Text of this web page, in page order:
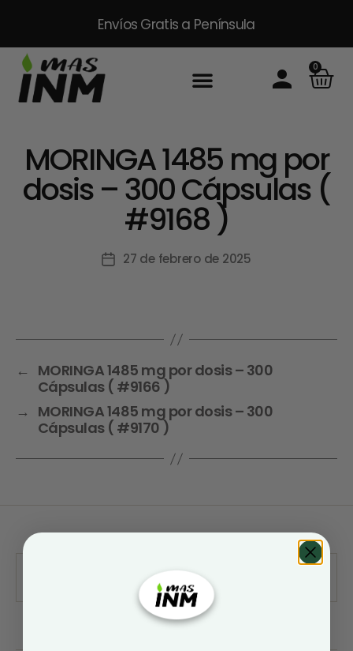
Envíos Gratis a Península
0
MORINGA 1485 mg por
dosis – 300 Cápsulas (
#9168 )
27 de febrero de 2025
← MORINGA 1485 mg por dosis – 300
Cápsulas ( #9166 )
→ MORINGA 1485 mg por dosis – 300
Cápsulas ( #9170 )